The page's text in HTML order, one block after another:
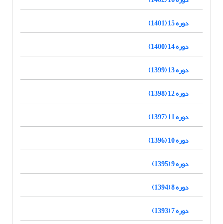
دوره 15 (1401)
دوره 14 (1400)
دوره 13 (1399)
دوره 12 (1398)
دوره 11 (1397)
دوره 10 (1396)
دوره 9 (1395)
دوره 8 (1394)
دوره 7 (1393)